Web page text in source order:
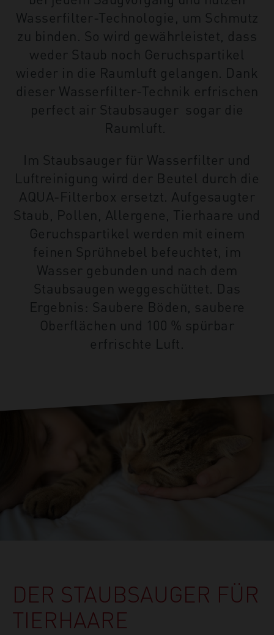
Wasserfilter-Technologie, um Schmutz
zu binden. So wird gewährleistet, dass
weder Staub noch Geruchspartikel
wieder in die Raumluft gelangen. Dank
dieser Wasserfilter-Technik erfrischen
perfect air Staubsauger sogar die
Raumluft.
Im Staubsauger für Wasserfilter und
Luftreinigung wird der Beutel durch die
AQUA-Filterbox ersetzt. Aufgesaugter
Staub, Pollen, Allergene, Tierhaare und
Geruchspartikel werden mit einem
feinen Sprühnebel befeuchtet, im
Wasser gebunden und nach dem
Staubsaugen weggeschüttet. Das
Ergebnis: Saubere Böden, saubere
Oberflächen und 100 % spürbar
erfrischte Luft.
DER STAUBSAUGER FÜR
TIERHAARE